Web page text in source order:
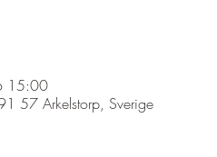
15:00
57 Arkelstorp, Sverige